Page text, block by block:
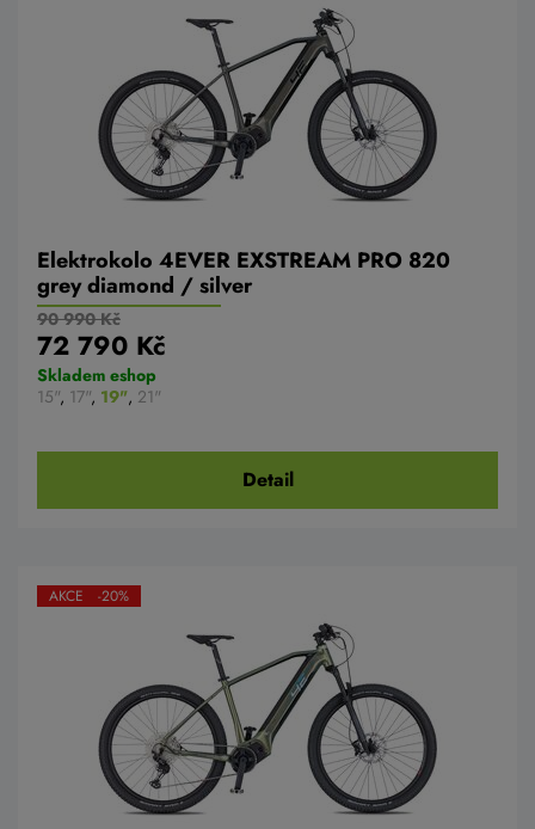
Elektrokolo 4EVER EXSTREAM PRO 820
grey diamond / silver
90 990 Kč
72 790 Kč
Skladem eshop
15", 17", 19", 21"
Detail
AKCE -20%